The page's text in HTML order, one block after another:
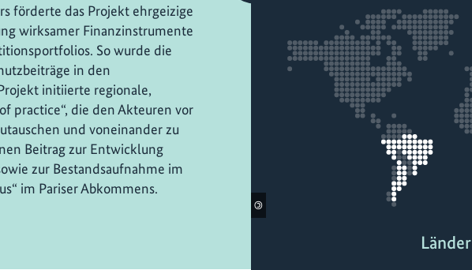
förderte das Projekt ehrgeizige
wirksamer Finanzinstrumente
So wurde die
in den
initiierte regionale,
practice“, die den Akteuren vor
und voneinander zu
Beitrag zur Entwicklung
zur Bestandsaufnahme im
im Pariser Abkommens.
©
Länder